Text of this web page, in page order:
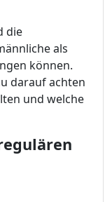
die
als
können.
darauf achten
und welche